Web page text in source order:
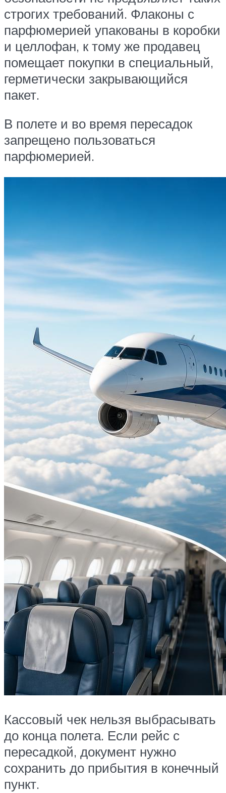
строгих требований. Флаконы с
парфюмерией упакованы в коробки
и целлофан, к тому же продавец
помещает покупки в специальный,
герметически закрывающийся
пакет.
В полете и во время пересадок
запрещено пользоваться
парфюмерией.
Кассовый чек нельзя выбрасывать
до конца полета. Если рейс с
пересадкой, документ нужно
сохранить до прибытия в конечный
пункт.